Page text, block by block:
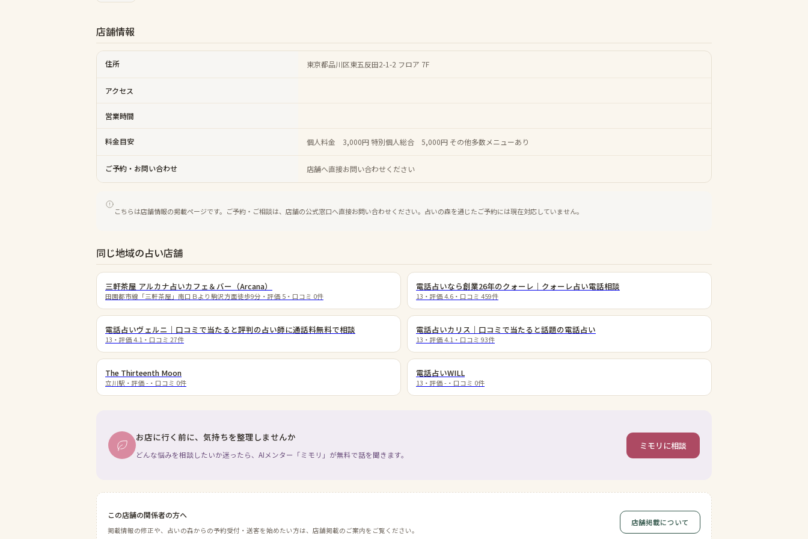
店舗情報
住所 東京都品川区東五反田2-1-2 フロア 7F
アクセス
営業時間
料金目安 個人料金 3,000円 特別個人総合 5,000円 その他多数メニューあり
ご予約・お問い合わせ 店舗へ直接お問い合わせください
こちらは店舗情報の掲載ページです。ご予約・ご相談は、店舗の公式窓口へ直接お問い合わせください。占いの森を通じたご予約には現在対応していません。
同じ地域の占い店舗
三軒茶屋 アルカナ占いカフェ＆バー（Arcana）
田園都市線「三軒茶屋」南口Ｂより駒沢方面徒歩9分 ・評価 5 ・口コミ 0件
電話占いなら創業26年のクォーレ｜クォーレ占い電話相談
13 ・評価 4.6 ・口コミ 459件
電話占いヴェルニ｜口コミで当たると評判の占い師に通話料無料で相談
13 ・評価 4.1 ・口コミ 27件
電話占いカリス｜口コミで当たると話題の電話占い
13 ・評価 4.1 ・口コミ 93件
The Thirteenth Moon
立川駅 ・評価 - ・口コミ 0件
電話占いWILL
13 ・評価 - ・口コミ 0件
お店に行く前に、気持ちを整理しませんか
どんな悩みを相談したいか迷ったら、AIメンター「ミモリ」が無料で話を聞きます。
ミモリに相談
この店舗の関係者の方へ
掲載情報の修正や、占いの森からの予約受付・送客を始めたい方は、店舗掲載のご案内をご覧ください。
店舗掲載について